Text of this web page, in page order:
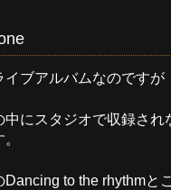
イブアルバムなのですが
中にスタジオで収録され
Dancing to the rhythmと